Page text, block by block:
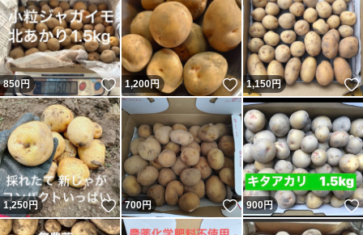
850円 いいね！
1,200円 いいね！
1,150円
1,250円 いいね！
700円 いいね！
900円